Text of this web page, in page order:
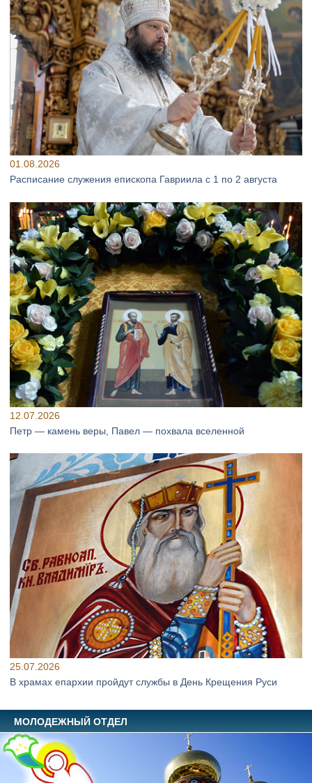
01.08.2026
Расписание служения епископа Гавриила с 1 по 2 августа
12.07.2026
Петр — камень веры, Павел — похвала вселенной
25.07.2026
В храмах епархии пройдут службы в День Крещения Руси
МОЛОДЕЖНЫЙ ОТДЕЛ